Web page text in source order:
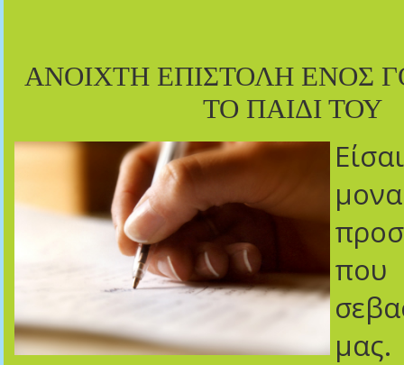
ΑΝΟΙΧΤΗ ΕΠΙΣΤΟΛΗ ΕΝΟΣ
ΤΟ ΠΑΙΔΙ ΤΟΥ
που
μας.